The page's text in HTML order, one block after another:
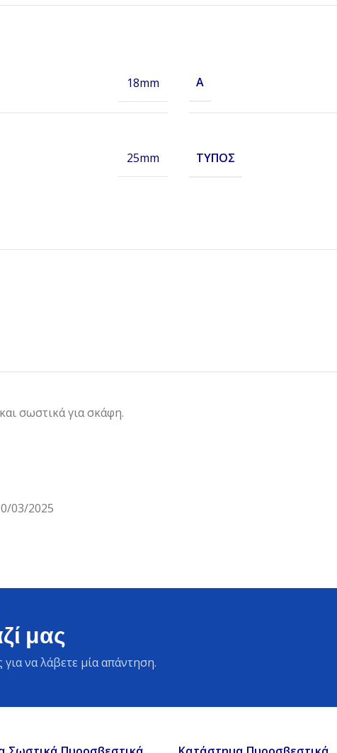
18mm A
25mm ΤΎΠΟΣ
σωστικά για σκάφη.
03/2025
μας
να λάβετε μία απάντηση.